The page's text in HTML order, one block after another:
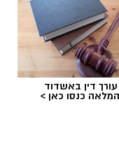
שינויים
בנסיבות
לעזור להבין
במהלך
דין באשדוד
כנסו כאן >